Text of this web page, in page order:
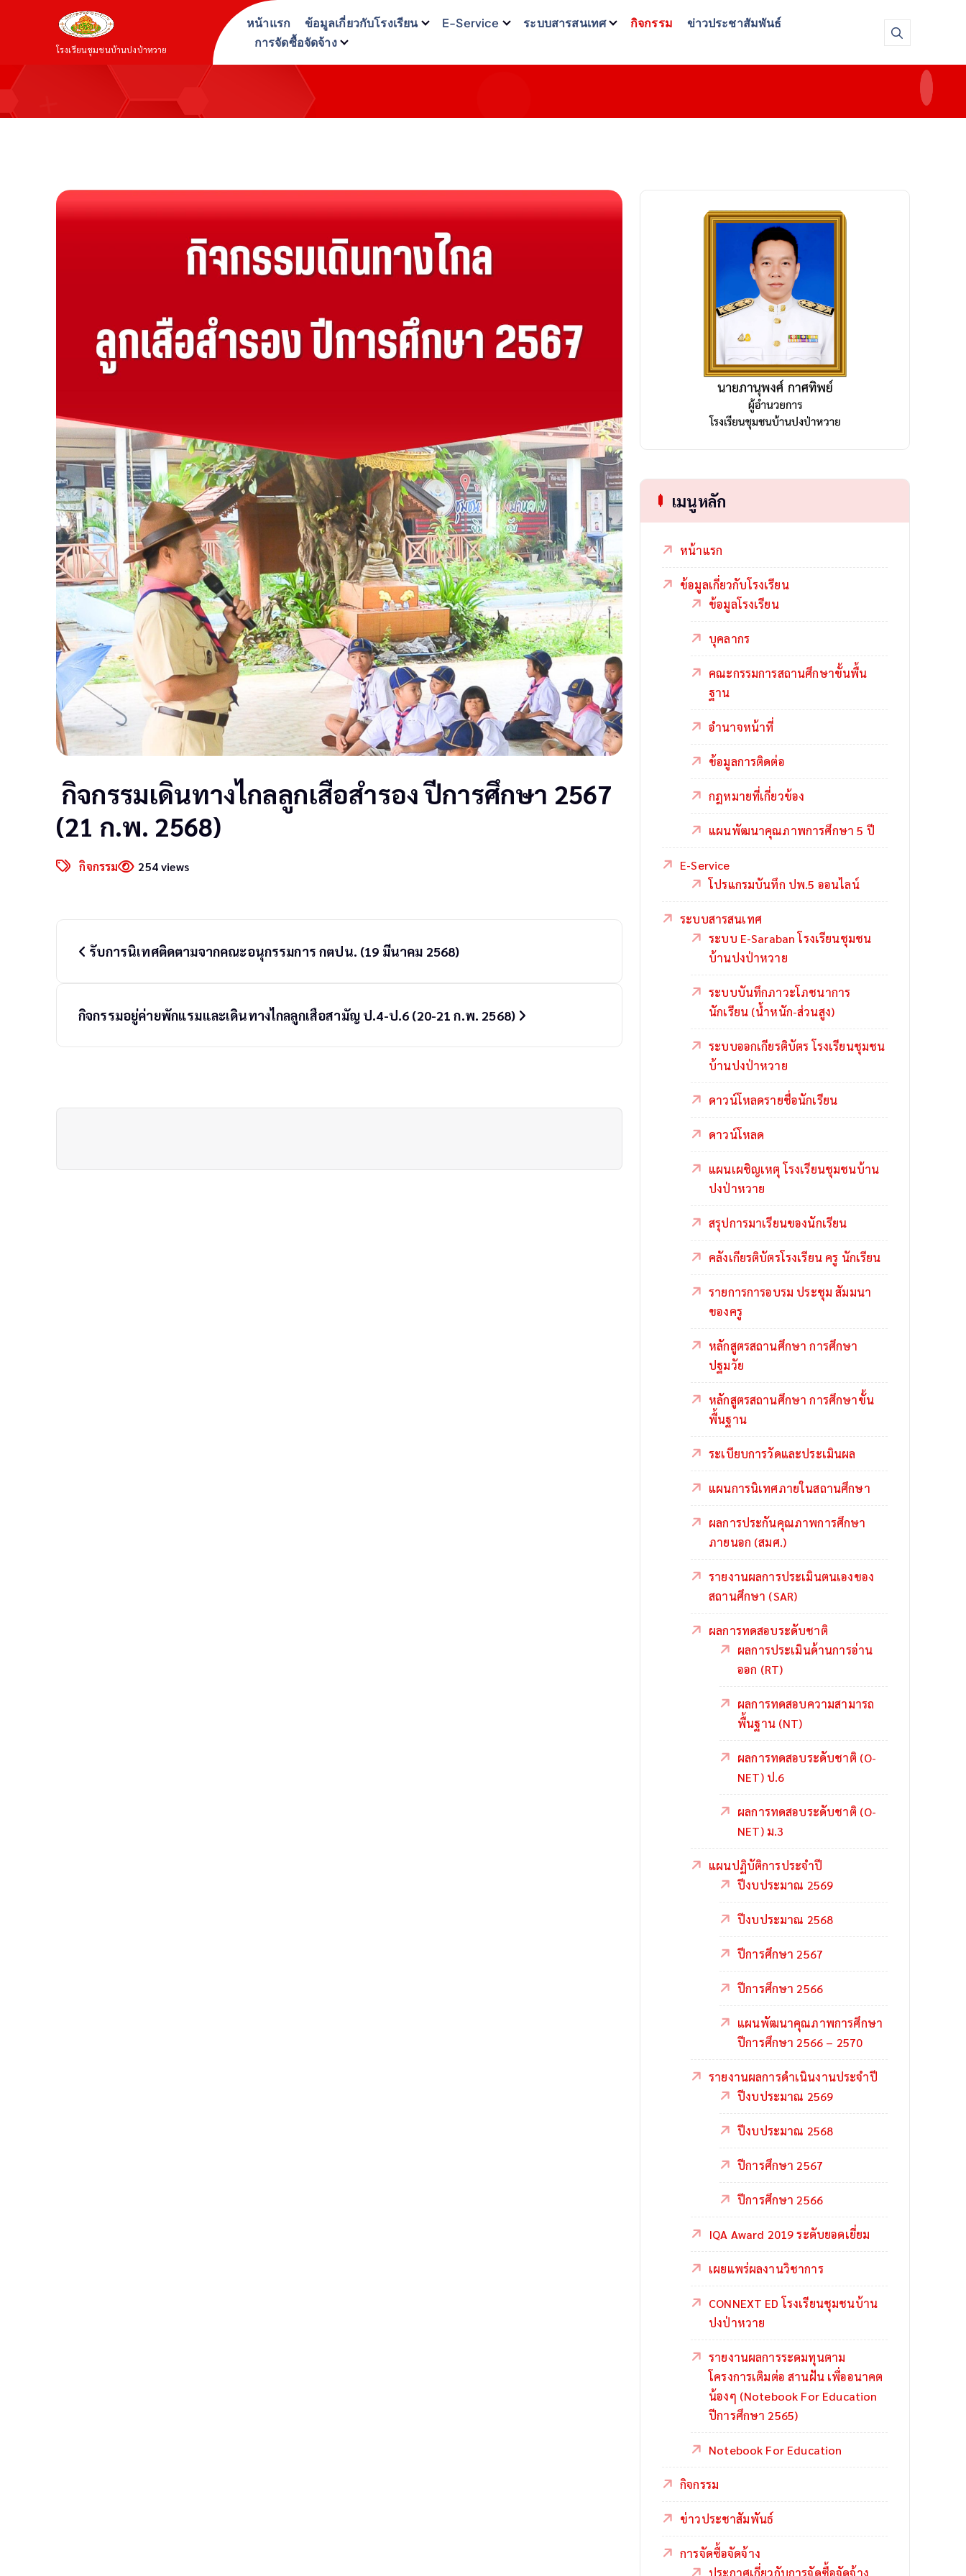
t
โรงเรียนชุมชนบ้านปงป่าหวาย
หน้าแรก ข้อมูลเกี่ยวกับโรงเรียน E-Service ระบบสารสนเทศ กิจกรรม
ข่าวประชาสัมพันธ์
การจัดซื้อจัดจ้าง
กิจกรรมเดินทางไกลลูกเสือสำรอง ปีการศึกษา 2567
(21 ก.พ. 2568)
กิจกรรม 254 views
o
รับการนิเทศติดตามจากคณะอนุกรรมการ กตปน. (19 มีนาคม 2568)
กิจกรรมอยู่ค่ายพักแรมและเดินทางไกลลูกเสือสามัญ ป.4-ป.6 (20-21 ก.พ. 2568)
เมนูหลัก
หน้าแรก
ข้อมูลเกี่ยวกับโรงเรียน
ข้อมูลโรงเรียน
บุคลากร
คณะกรรมการสถานศึกษาขั้นพื้น
ฐาน
อำนาจหน้าที่
ข้อมูลการติดต่อ
กฎหมายที่เกี่ยวข้อง
แผนพัฒนาคุณภาพการศึกษา 5 ปี
E-Service
โปรแกรมบันทึก ปพ.5 ออนไลน์
ระบบสารสนเทศ
ระบบ E-Saraban โรงเรียนชุมชน
บ้านปงป่าหวาย
ระบบบันทึกภาวะโภชนาการ
นักเรียน (น้ำหนัก-ส่วนสูง)
ระบบออกเกียรติบัตร โรงเรียนชุมชน
บ้านปงป่าหวาย
ดาวน์โหลดรายชื่อนักเรียน
ดาวน์โหลด
แผนเผชิญเหตุ โรงเรียนชุมชนบ้าน
ปงป่าหวาย
สรุปการมาเรียนของนักเรียน
คลังเกียรติบัตรโรงเรียน ครู นักเรียน
รายการการอบรม ประชุม สัมมนา
ของครู
หลักสูตรสถานศึกษา การศึกษา
ปฐมวัย
หลักสูตรสถานศึกษา การศึกษาขั้น
พื้นฐาน
ระเบียบการวัดและประเมินผล
แผนการนิเทศภายในสถานศึกษา
ผลการประกันคุณภาพการศึกษา
ภายนอก (สมศ.)
รายงานผลการประเมินตนเองของ
สถานศึกษา (SAR)
ผลการทดสอบระดับชาติ
ผลการประเมินด้านการอ่าน
ออก (RT)
ผลการทดสอบความสามารถ
พื้นฐาน (NT)
ผลการทดสอบระดับชาติ (O-
NET) ป.6
ผลการทดสอบระดับชาติ (O-
NET) ม.3
แผนปฏิบัติการประจำปี
ปีงบประมาณ 2569
ปีงบประมาณ 2568
ปีการศึกษา 2567
ปีการศึกษา 2566
แผนพัฒนาคุณภาพการศึกษา
ปีการศึกษา 2566 – 2570
รายงานผลการดำเนินงานประจำปี
ปีงบประมาณ 2569
ปีงบประมาณ 2568
ปีการศึกษา 2567
ปีการศึกษา 2566
IQA Award 2019 ระดับยอดเยี่ยม
เผยแพร่ผลงานวิชาการ
CONNEXT ED โรงเรียนชุมชนบ้าน
ปงป่าหวาย
รายงานผลการระดมทุนตาม
โครงการเติมต่อ สานฝัน เพื่ออนาคต
น้องๆ (Notebook For Education
ปีการศึกษา 2565)
Notebook For Education
กิจกรรม
ข่าวประชาสัมพันธ์
การจัดซื้อจัดจ้าง
ประกาศเกี่ยวกับการจัดซื้อจัดจ้าง